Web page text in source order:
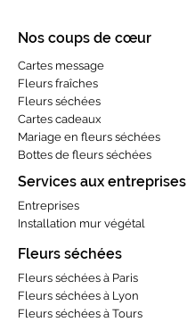
Nos coups de cœur
Cartes message
Fleurs fraîches
Fleurs séchées
Cartes cadeaux
Mariage en fleurs séchées
Bottes de fleurs séchées
Services aux entreprises
Entreprises
Installation mur végétal
Fleurs séchées
Fleurs séchées à Paris
Fleurs séchées à Lyon
Fleurs séchées à Tours